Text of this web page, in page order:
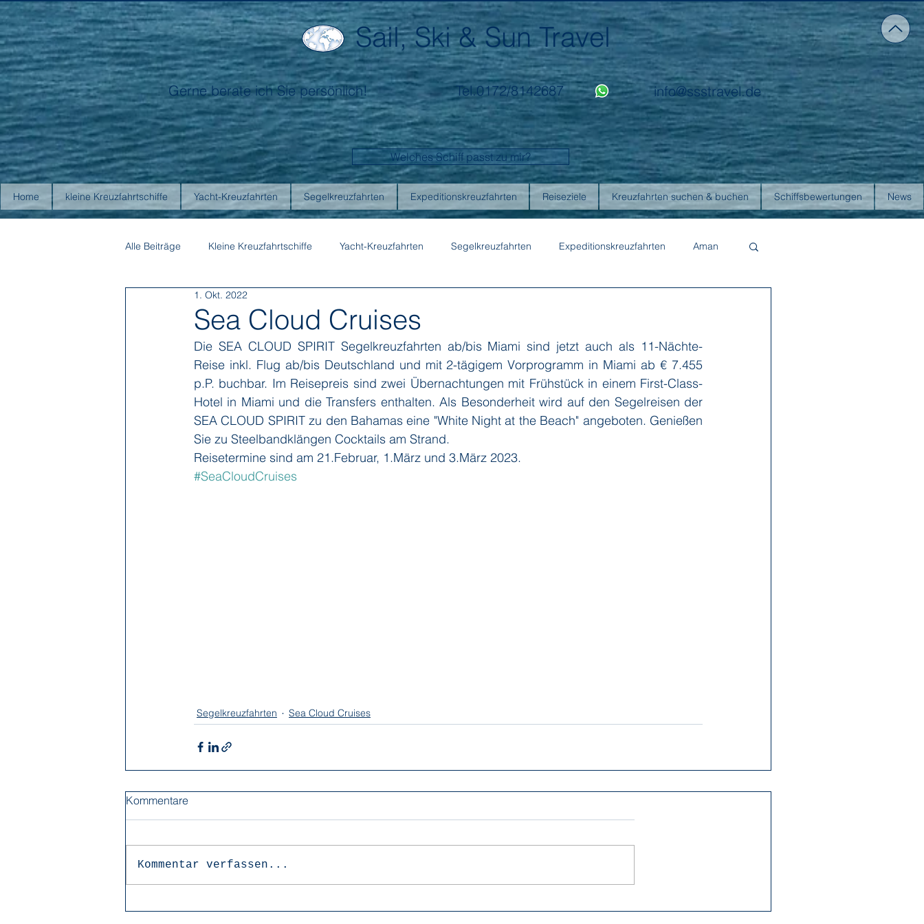
Sail, Ski & Sun Travel
Gerne berate ich Sie persönlich! Tel.0172/8142687 info@ssstravel.de
Welches Schiff passt zu mir?
Home kleine Kreuzfahrtschiffe Yacht-Kreuzfahrten Segelkreuzfahrten Expeditionskreuzfahrten Reiseziele Kreuzfahrten suchen & buchen Schiffsbewertungen News
Alle Beiträge Kleine Kreuzfahrtschiffe Yacht-Kreuzfahrten Segelkreuzfahrten Expeditionskreuzfahrten Aman
Antarctica21 Aurora Expeditions
Paul Gauguin Cruises
Poseidon Expeditions Regent Seven Seas Cruises Running on Waves Sailing-Classics Scenic Seabourn
Sea Cloud Cruises SeaDream Yacht Club Silhouette Cruises Silversea
Sea Cloud Cruises
1. Okt. 2022
Die SEA CLOUD SPIRIT Segelkreuzfahrten ab/bis Miami sind jetzt auch als 11-Nächte-
Reise inkl. Flug ab/bis Deutschland und mit 2-tägigem Vorprogramm in Miami ab € 7.455
p.P. buchbar. Im Reisepreis sind zwei Übernachtungen mit Frühstück in einem First-Class-
Hotel in Miami und die Transfers enthalten. Als Besonderheit wird auf den Segelreisen der
SEA CLOUD SPIRIT zu den Bahamas eine "White Night at the Beach" angeboten. Genießen
Sie zu Steelbandklängen Cocktails am Strand.
Reisetermine sind am 21.Februar, 1.März und 3.März 2023.
#SeaCloudCruises
Segelkreuzfahrten Sea Cloud Cruises
Kommentare
Kommentar verfassen...